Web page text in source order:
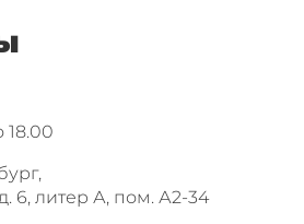
18.00
6, литер А, пом. А2-34